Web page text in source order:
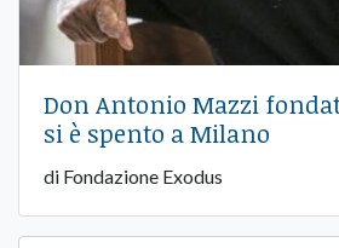
Don Antonio Mazzi
si è spento a Milano
di Fondazione Exodus